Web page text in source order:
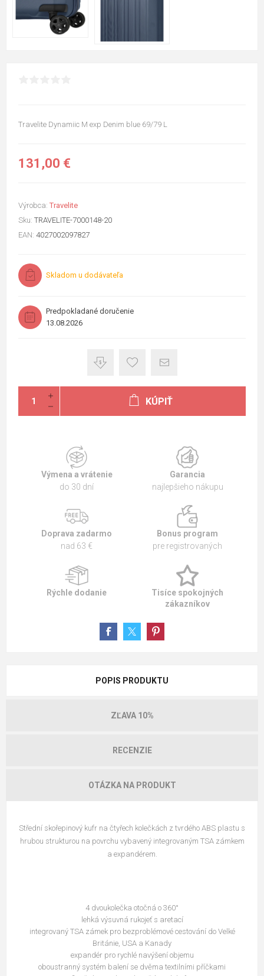
Travelite Dynamiic M exp Denim blue 69/79 L
131,00 €
Výrobca: Travelite
Sku: TRAVELITE-7000148-20
EAN: 4027002097827
Skladom u dodávateľa
Predpokladané doručenie
13.08.2026
KÚPIŤ
Výmena a vrátenie
do 30 dní
Garancia
najlepšieho nákupu
Doprava zadarmo
nad 63 €
Bonus program
pre registrovaných
Rýchle dodanie
Tisíce spokojných
zákazníkov
POPIS PRODUKTU
ZĽAVA 10%
RECENZIE
OTÁZKA NA PRODUKT
Střední skořepinový kufr na čtyřech kolečkách z tvrdého ABS plastu s
hrubou strukturou na povrchu vybavený integrovaným TSA zámkem
a expandérem.
4 dvoukolečka otočná o 360°
lehká výsuvná rukojeť s aretací
integrovaný TSA zámek pro bezproblémové cestování do Velké
Británie, USA a Kanady
expandér pro rychlé navýšení objemu
oboustranný systém balení se dvěma textilními příčkami